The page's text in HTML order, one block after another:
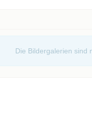
Die Bildergalerien sind